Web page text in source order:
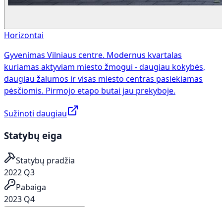
Horizontai
Gyvenimas Vilniaus centre. Modernus kvartalas
kuriamas aktyviam miesto žmogui - daugiau kokybės,
daugiau žalumos ir visas miesto centras pasiekiamas
pėsčiomis. Pirmojo etapo butai jau prekyboje.
Sužinoti daugiau
Statybų eiga
Statybų pradžia
2022 Q3
Pabaiga
2023 Q4